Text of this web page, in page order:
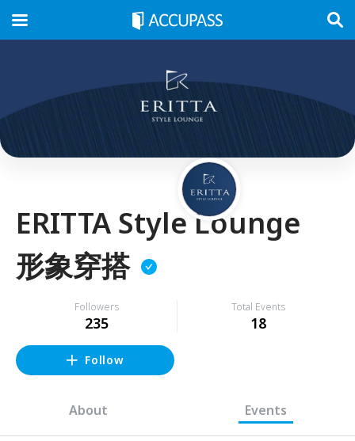
ERITTA Style Lounge
形象穿搭
Followers
235
Total Events
18
Follow
About Events